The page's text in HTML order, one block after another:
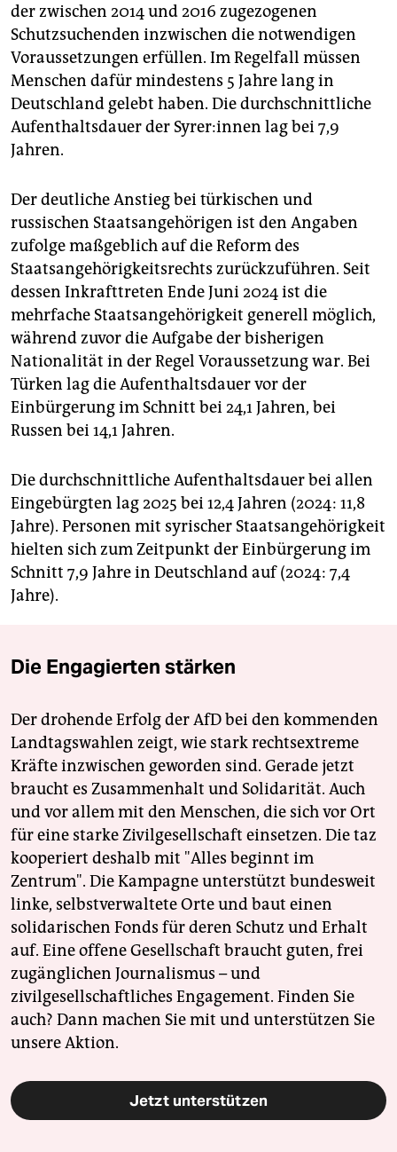
der zwischen 2014 und 2016 zugezogenen
Schutzsuchenden inzwischen die notwendigen
Voraussetzungen erfüllen. Im Regelfall müssen
Menschen dafür mindestens 5 Jahre lang in
Deutschland gelebt haben. Die durchschnittliche
Aufenthaltsdauer der Sy­re­r:in­nen lag bei 7,9
Jahren.
Der deutliche Anstieg bei türkischen und
russischen Staatsangehörigen ist den Angaben
zufolge maßgeblich auf die Reform des
‌Staatsangehörigkeitsrechts zurückzuführen. Seit
dessen Inkrafttreten Ende Juni 2024 ist die
mehrfache Staatsangehörigkeit generell möglich,
während zuvor die Aufgabe der bisherigen
Nationalität in der Regel Voraussetzung war. Bei
⁠Türken lag die Aufenthaltsdauer vor der
Einbürgerung im Schnitt bei 24,1 Jahren, bei
Russen bei 14,1 Jahren.
Die durchschnittliche Aufenthaltsdauer bei allen
Eingebürgten lag 2025 bei 12,4 Jahren (2024: 11,8
Jahre). Personen mit syrischer Staatsangehörigkeit
hielten sich zum Zeitpunkt der Einbürgerung im
Schnitt 7,9 Jahre in Deutschland auf (2024: 7,4
Jahre).
Die Engagierten stärken
Der drohende Erfolg der AfD bei den kommenden
Landtagswahlen zeigt, wie stark rechtsextreme
Kräfte inzwischen geworden sind. Gerade jetzt
braucht es Zusammenhalt und Solidarität. Auch
und vor allem mit den Menschen, die sich vor Ort
für eine starke Zivilgesellschaft einsetzen. Die taz
kooperiert deshalb mit "Alles beginnt im
Zentrum". Die Kampagne unterstützt bundesweit
linke, selbstverwaltete Orte und baut einen
solidarischen Fonds für deren Schutz und Erhalt
auf. Eine offene Gesellschaft braucht guten, frei
zugänglichen Journalismus – und
zivilgesellschaftliches Engagement. Finden Sie
auch? Dann machen Sie mit und unterstützen Sie
unsere Aktion.
Jetzt unterstützen